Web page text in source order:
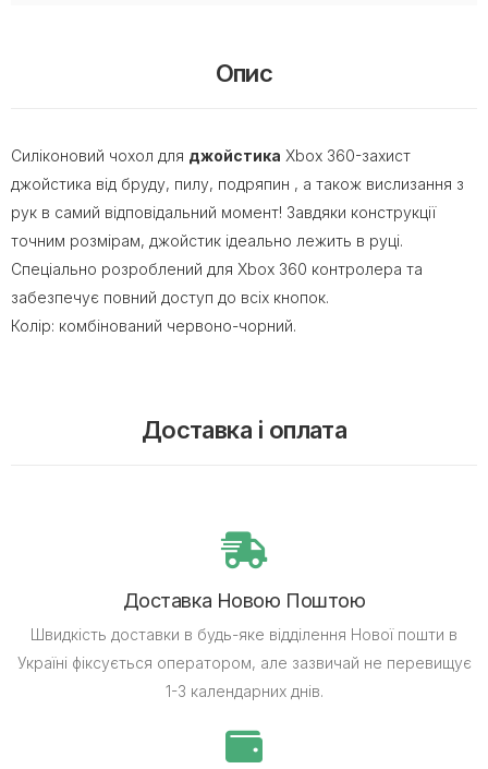
Опис
Силіконовий чохол для джойстика Xbox 360-захист
джойстика від бруду, пилу, подряпин , а також вислизання з
рук в самий відповідальний момент! Завдяки конструкції
точним розмірам, джойстик ідеально лежить в руці.
Спеціально розроблений для Xbox 360 контролера та
забезпечує повний доступ до всіх кнопок.
Колір: комбінований червоно-чорний.
Доставка і оплата
Доставка Новою Поштою
Швидкість доставки в будь-яке відділення Нової пошти в
Україні фіксується оператором, але зазвичай не перевищує
1-3 календарних днів.